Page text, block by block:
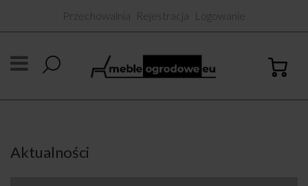
Przechowalnia Rejestracja Logowanie
Aktualności